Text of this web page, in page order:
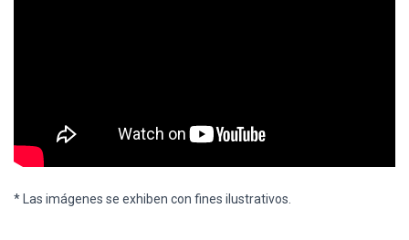
* Las imágenes se exhiben con fines ilustrativos.